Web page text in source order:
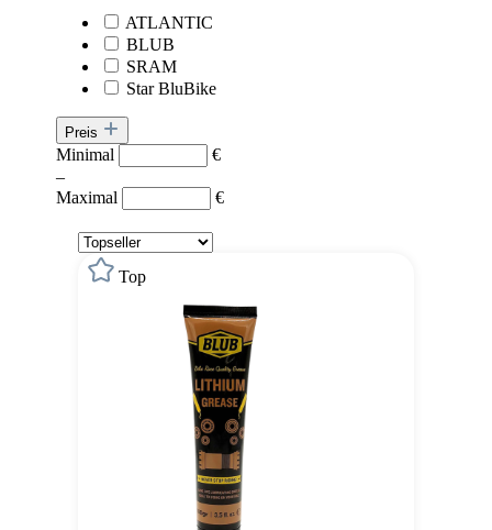
ATLANTIC
BLUB
SRAM
Star BluBike
Preis
Minimal
€
–
Maximal
€
Top